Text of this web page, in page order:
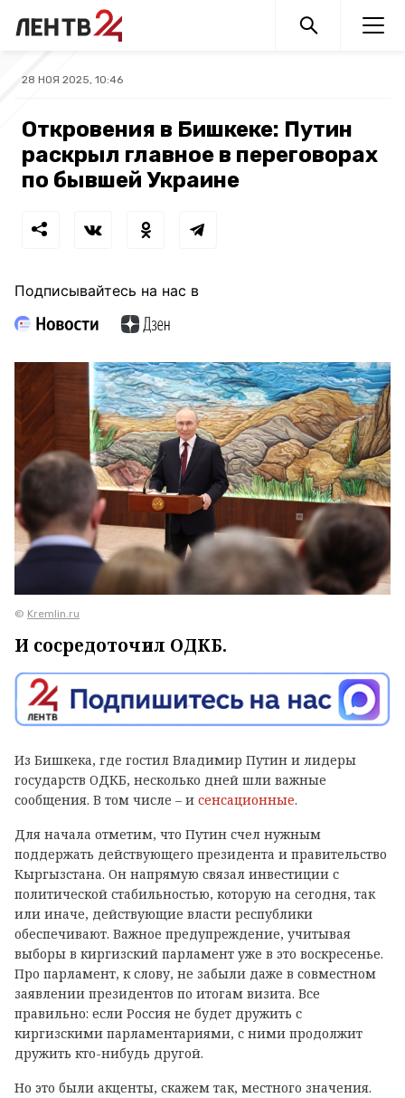
28 НОЯ 2025, 10:46
Откровения в Бишкеке: Путин
раскрыл главное в переговорах
по бывшей Украине
Подписывайтесь на нас в
© Kremlin.ru
И сосредоточил ОДКБ.
Из Бишкека, где гостил Владимир Путин и лидеры
государств ОДКБ, несколько дней шли важные
сообщения. В том числе – и сенсационные.
Для начала отметим, что Путин счел нужным
поддержать действующего президента и правительство
Кыргызстана. Он напрямую связал инвестиции с
политической стабильностью, которую на сегодня, так
или иначе, действующие власти республики
обеспечивают. Важное предупреждение, учитывая
выборы в киргизский парламент уже в это воскресенье.
Про парламент, к слову, не забыли даже в совместном
заявлении президентов по итогам визита. Все
правильно: если Россия не будет дружить с
киргизскими парламентариями, с ними продолжит
дружить кто-нибудь другой.
Но это были акценты, скажем так, местного значения.